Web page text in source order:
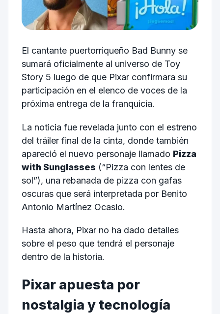
El cantante puertorriqueño Bad Bunny se
sumará oficialmente al universo de Toy
Story 5 luego de que Pixar confirmara su
participación en el elenco de voces de la
próxima entrega de la franquicia.
La noticia fue revelada junto con el estreno
del tráiler final de la cinta, donde también
apareció el nuevo personaje llamado Pizza
with Sunglasses (“Pizza con lentes de
sol”), una rebanada de pizza con gafas
oscuras que será interpretada por Benito
Antonio Martínez Ocasio.
Hasta ahora, Pixar no ha dado detalles
sobre el peso que tendrá el personaje
dentro de la historia.
Pixar apuesta por
nostalgia y tecnología